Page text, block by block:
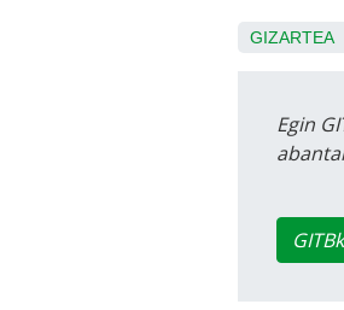
GIZARTEA
Egin